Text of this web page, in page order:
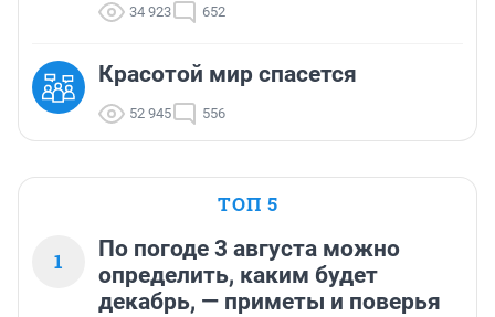
34 923 652
Красотой мир спасется
52 945 556
ТОП 5
1
По погоде 3 августа можно
определить, каким будет
декабрь, — приметы и поверья